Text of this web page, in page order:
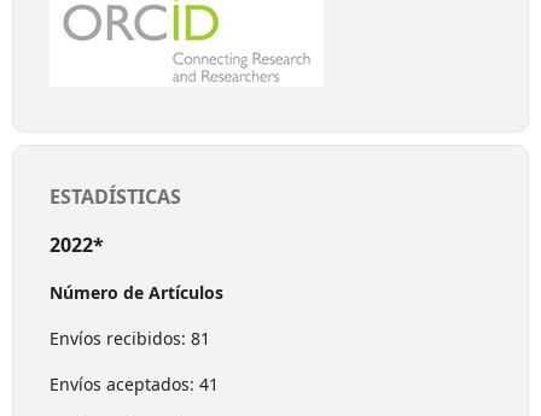
ESTADÍSTICAS
2022*
Número de Artículos
Envíos recibidos: 81
Envíos aceptados: 41